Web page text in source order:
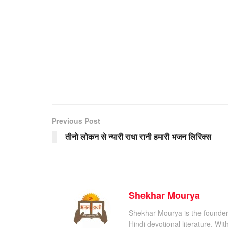
Previous Post
तीनो लोकन से न्यारी राधा रानी हमारी भजन लिरिक्स
Shekhar Mourya
Shekhar Mourya is the
Hindi devotional literature.